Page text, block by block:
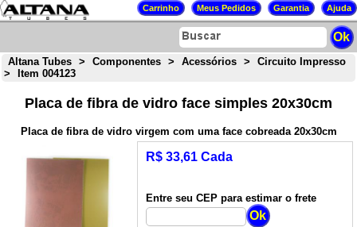
Altana Tubes > Componentes > Acessórios >
Circuito Impresso
>
Item 004123
Placa de fibra de vidro face simples 20x30cm
Placa de fibra de vidro virgem com uma face cobreada 20x30cm
R$ 33,61 Cada
Entre seu CEP para estimar o frete